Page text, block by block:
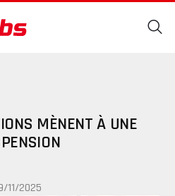
MÈNENT À UNE
11/2025